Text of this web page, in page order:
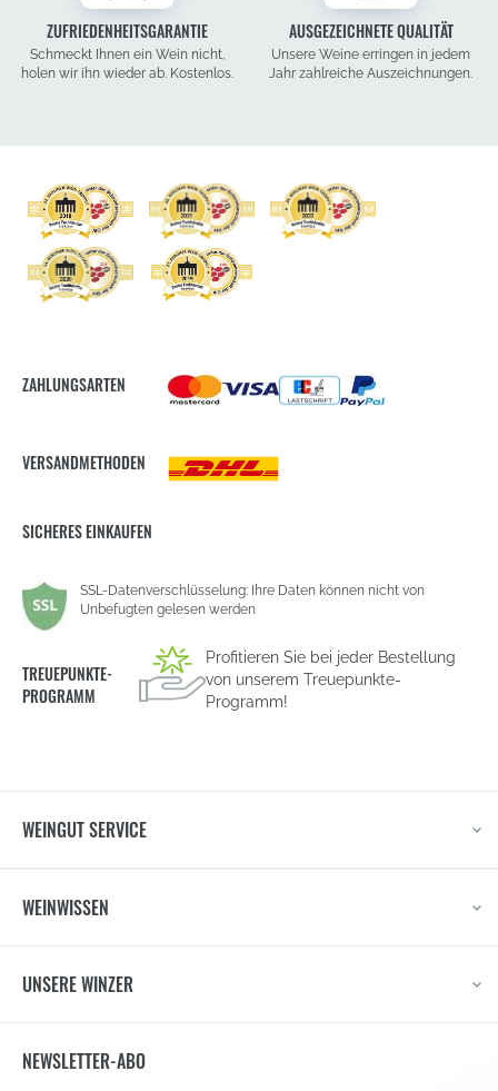
ZUFRIEDENHEITSGARANTIE
Schmeckt Ihnen ein Wein nicht,
holen wir ihn wieder ab. Kostenlos.
AUSGEZEICHNETE QUALITÄT
Unsere Weine erringen in jedem
Jahr zahlreiche Auszeichnungen.
ZAHLUNGSARTEN
VERSANDMETHODEN
SICHERES EINKAUFEN
SSL-Datenverschlüsselung: Ihre Daten können nicht von
Unbefugten gelesen werden
TREUEPUNKTE-
PROGRAMM
Profitieren Sie bei jeder Bestellung
von unserem Treuepunkte-
Programm!
WEINGUT SERVICE
WEINWISSEN
UNSERE WINZER
NEWSLETTER-ABO